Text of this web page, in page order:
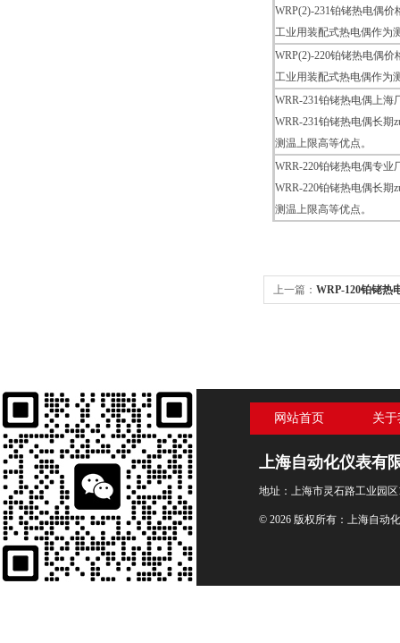
WRP(2)-231铂铑热电偶价
工业用装配式热电偶作为
WRP(2)-220铂铑热电偶价
工业用装配式热电偶作为
WRR-231铂铑热电偶上海
WRR-231铂铑热电偶长
测温上限高等优点。
WRR-220铂铑热电偶专业
WRR-220铂铑热电偶长
测温上限高等优点。
上一篇： WRP-120铂铑热
网站首页 关
上海自动化仪表有
地址：上海市灵石路工业园区
© 2026 版权所有：上海自动